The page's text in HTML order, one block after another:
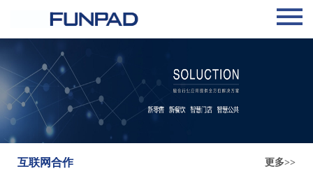
互联网合作 更多>>